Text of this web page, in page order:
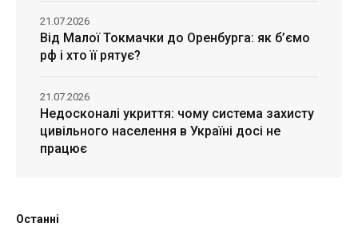
Від Малої Токмачки до Оренбурга: як б’ємо
рф і хто її рятує?
21.07.2026
Недосконалі укриття: чому система захисту
цивільного населення в Україні досі не
працює
21.07.2026
Останні